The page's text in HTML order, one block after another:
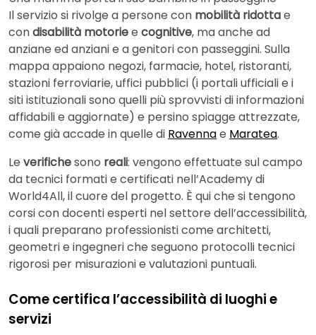
Il servizio si rivolge a persone con mobilità ridottae
condisabilità motoriee cognitive, ma anche ad
anziane ed anziani e a genitori con passeggini. Sulla
mappa appaiono negozi, farmacie, hotel, ristoranti,
stazioni ferroviarie, uffici pubblici (i portali ufficiali e i
siti istituzionali sono quelli più sprovvisti di informazioni
affidabili e aggiornate) e persino spiagge attrezzate,
come già accade in quelle di Ravennae Maratea.
Le verifichesono reali: vengono effettuate sul campo
da tecnici formati e certificati nell’Academy di
World4All, il cuore del progetto. È qui che si tengono
corsi con docenti esperti nel settore dell’accessibilità,
i quali preparano professionisti come architetti,
geometri e ingegneri che seguono protocolli tecnici
rigorosi per misurazioni e valutazioni puntuali.
Come certifica l’accessibilità di luoghi e
servizi